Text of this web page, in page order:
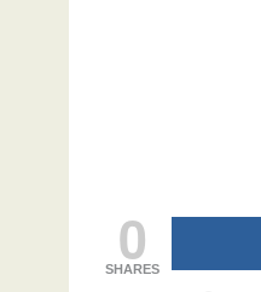
0
SHARES